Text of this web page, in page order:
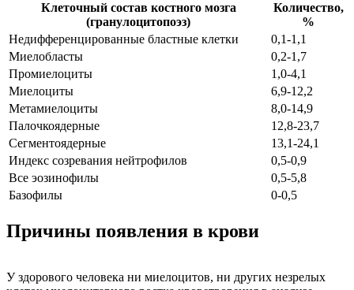
Клеточный состав костного мозга
(гранулоцитопоэз)
Количество,
%
Недифференцированные бластные клетки
0,1-1,1
Миелобласты
0,2-1,7
Промиелоциты
1,0-4,1
Миелоциты
6,9-12,2
Метамиелоциты
8,0-14,9
Палочкоядерные
12,8-23,7
Сегментоядерные
13,1-24,1
Индекс созревания нейтрофилов
0,5-0,9
Все эозинофилы
0,5-5,8
Базофилы
0-0,5
Причины появления в крови
У здорового человека ни миелоцитов, ни других незрелых